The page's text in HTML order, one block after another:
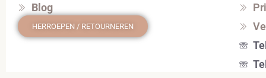
Blog
HERROEPEN / RETOURNEREN